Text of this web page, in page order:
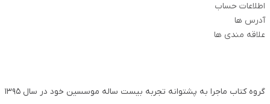
اطلاعات حساب
آدرس ها
علاقه مندی ها
گروه کتاب ماجرا به پشتوانه تجربه بیست ساله موسسین خود در سال ۱۳۹۵